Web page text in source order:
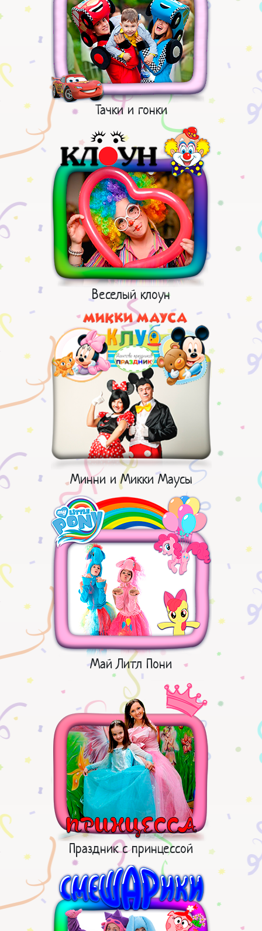
Тачки и гонки
Веселый клоун
Минни и Микки Маусы
Май Литл Пони
Праздник с принцессой